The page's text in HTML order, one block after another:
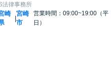
法律事務所
崎
|
宮崎
市
営業時間：09:00~19:00（平
日）